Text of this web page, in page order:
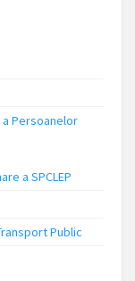
a Persoanelor
a SPCLEP
Public